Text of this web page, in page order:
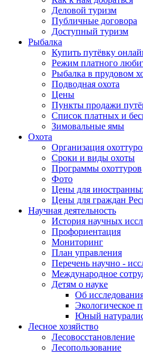
Деловой туризм
Публичные договора
Доступный туризм
Рыбалка
Купить путёвку
Режим платного
Рыбалка в прудовом
Подводная охота
Цены
Пункты продажи
Список платных и
Зимовальные ямы
Охота
Организация
Сроки и виды охоты
Программы охоттуров
Фото
Цены для
Цены для граждан
Научная деятельность
История научных
Профориентация
Мониторинг
План управления
Перечень научно -
Международное
Детям о науке
Об
Экологическое
Юный
Лесное хозяйство
Лесовосстановление
Лесопользование